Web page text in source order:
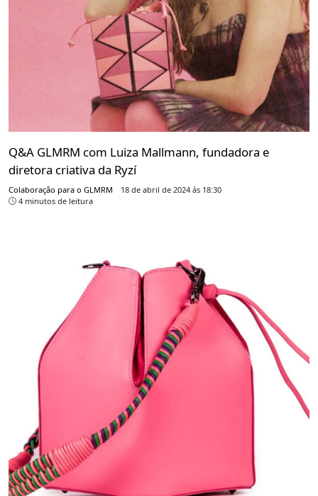
Q&A GLMRM com Luiza Mallmann, fundadora e
diretora criativa da Ryzí
Colaboração para o GLMRM
18 de abril de 2024 às 18:30
4 minutos de leitura